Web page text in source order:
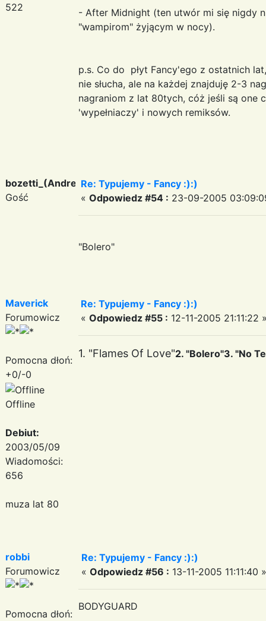
522
- After Midnight (ten utwór mi się nigdy
"wampirom" żyjącym w nocy).
p.s. Co do płyt Fancy'ego z ostatnich
nie słucha, ale na każdej znajduję 2-3
nagraniom z lat 80tych, cóż jeśli są one
'wypełniaczy' i nowych remiksów.
bozetti_(Andreas)
Gość
Re: Typujemy - Fancy :):)
« Odpowiedz #54 : 23-09-2005
"Bolero"
Maverick
Forumowicz
Pomocna dłoń:
+0/-0
Offline
Debiut:
2003/05/09
Wiadomości:
656
muza lat 80
Re: Typujemy - Fancy :):)
« Odpowiedz #55 : 12-11-2005 21:11:22
1. "Flames Of Love"2. "Bolero"3. "No
robbi
Forumowicz
Pomocna dłoń:
Re: Typujemy - Fancy :):)
« Odpowiedz #56 : 13-11-2005 11:11:40 »
BODYGUARD